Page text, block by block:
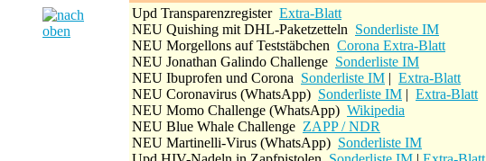
Upd Transparenzregister Extra-Blatt
NEU Quishing mit DHL-Paketzetteln Sonderliste IM
NEU Morgellons auf Teststäbchen Corona Extra-Blatt
NEU Jonathan Galindo Challenge Sonderliste IM
NEU Ibuprofen und Corona Sonderliste IM | Extra-Blatt
NEU Coronavirus (WhatsApp) Sonderliste IM | Extra-Blatt
NEU Momo Challenge (WhatsApp) Wikipedia
NEU Blue Whale Challenge ZAPP / NDR
NEU Martinelli-Virus (WhatsApp) Sonderliste IM